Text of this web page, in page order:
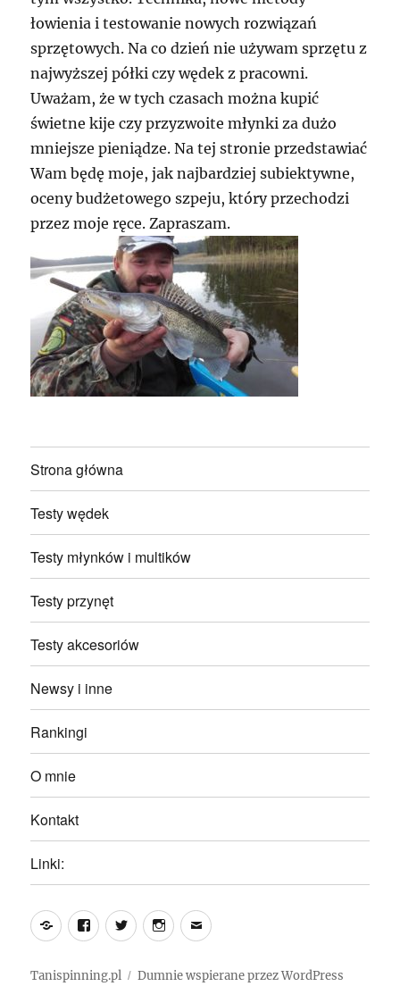
łowienia i testowanie nowych rozwiązań
sprzętowych. Na co dzień nie używam sprzętu z
najwyższej półki czy wędek z pracowni.
Uważam, że w tych czasach można kupić
świetne kije czy przyzwoite młynki za dużo
mniejsze pieniądze. Na tej stronie przedstawiać
Wam będę moje, jak najbardziej subiektywne,
oceny budżetowego szpeju, który przechodzi
przez moje ręce. Zapraszam.
Strona główna
Testy wędek
Testy młynków i multików
Testy przynęt
Testy akcesoriów
Newsy i inne
Rankingi
O mnie
Kontakt
Linki:
Yelp Facebook
TwitterInstagram
Email
Tanispinning.pl Dumnie wspierane przez WordPress